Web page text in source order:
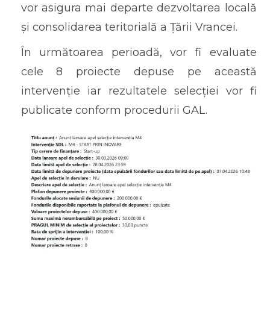
vor asigura mai departe dezvoltarea locală
și consolidarea teritorială a Țării Vrancei.
În următoarea perioadă, vor fi evaluate
cele 8 proiecte depuse pe această
intervenție iar rezultatele selecției vor fi
publicate conform procedurii GAL.